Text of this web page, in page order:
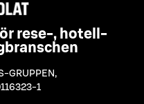
rese-, hotell-
GRUPPEN ,
1